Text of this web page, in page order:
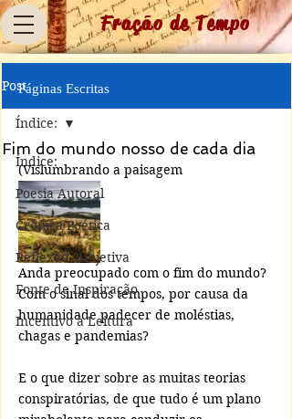
Fração de Tempo
Post
Índice:
Poesia Autoral
Crônica Poética
Reflexão Subjetiva
Fonte de Inspiração
Incentivo à Leitura
Índice:
Fim do mundo nosso de cada dia
(Vislumbrando a paisagem
Anda preocupado com o fim do mundo?
Com o sinal dos tempos, por causa da
humanidade padecer de moléstias,
chagas e pandemias?
E o que dizer sobre as muitas teorias
conspiratórias, de que tudo é um plano
Páginas Escritas